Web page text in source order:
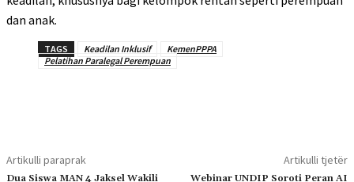
dan anak.
TAGS Keadilan Inklusif
KemenPPPA
Pelatihan Paralegal Perempuan
Artikulli paraprak
Dua Siswa MAN 4 Jaksel Wakili
Artikulli tjetër
Webinar UNDIP Soroti Peran AI